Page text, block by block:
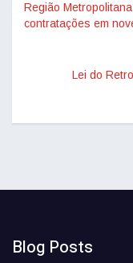
Região
contratações em
Lei do
Blog Posts